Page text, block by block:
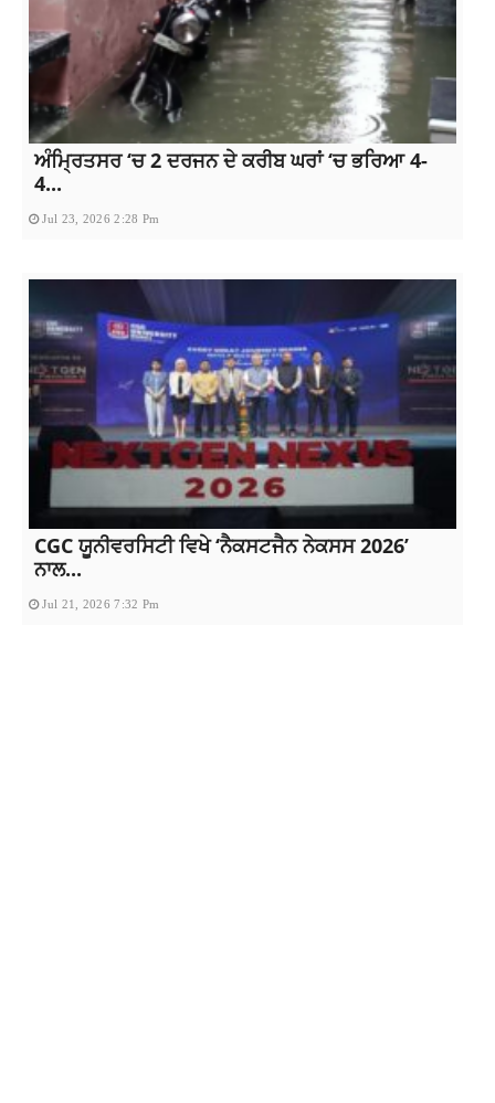
ਅੰਮ੍ਰਿਤਸਰ ‘ਚ 2 ਦਰਜਨ ਦੇ ਕਰੀਬ ਘਰਾਂ ‘ਚ ਭਰਿਆ 4-
4...
Jul 23, 2026 2:28 Pm
CGC ਯੂਨੀਵਰਸਿਟੀ ਵਿਖੇ ‘ਨੈਕਸਟਜੈਨ ਨੇਕਸਸ 2026’
ਨਾਲ...
Jul 21, 2026 7:32 Pm